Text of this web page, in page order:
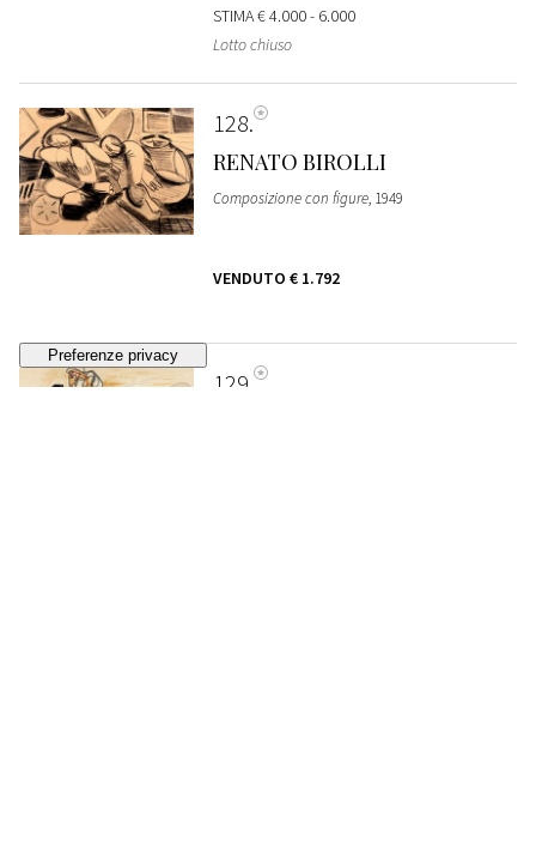
STIMA€ 4.000 - 6.000
Lotto chiuso
128
RENATO BIROLLI
Composizione con figure, 1949
VENDUTO € 1.792
129